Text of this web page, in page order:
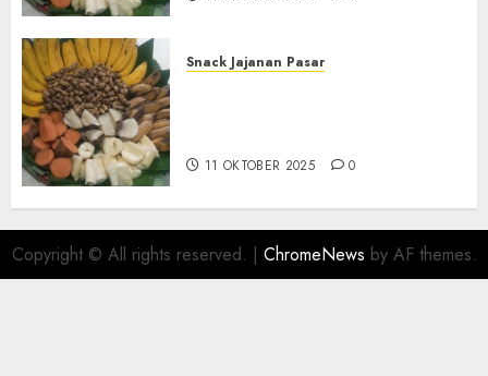
Snack Jajanan Pasar
11 OKTOBER 2025 0
Copyright © All rights reserved. | ChromeNews by AF themes.